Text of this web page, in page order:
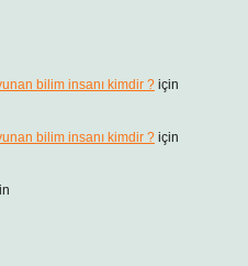
bilim insanı kimdir ? için
bilim insanı kimdir ? için